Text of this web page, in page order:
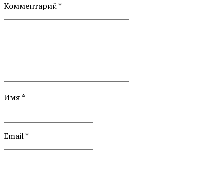
Комментарий*
Имя *
Email *